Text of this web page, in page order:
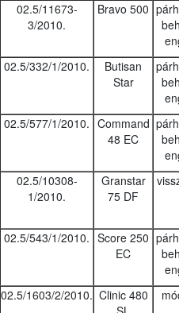
02.5/11673-
3/2010.
Bravo 500
02.5/332/1/2010.
Butisan
Star
02.5/577/1/2010. Command
48 EC
02.5/10308-
1/2010.
Granstar
75 DF
02.5/543/1/2010. Score 250
EC
02.5/1603/2/2010. Clinic 480